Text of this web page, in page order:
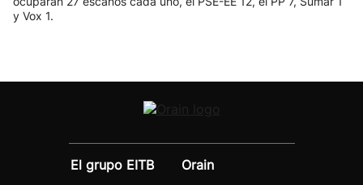
y Vox 1.
El grupo EITB
Orain